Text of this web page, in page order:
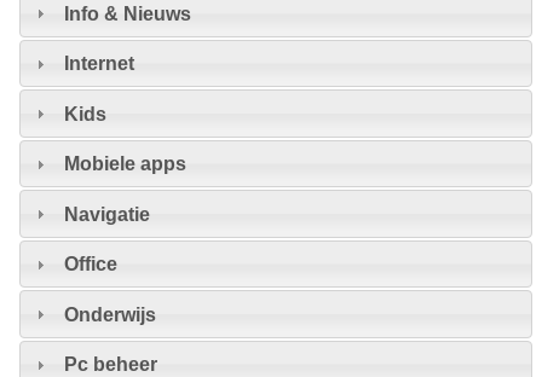
Info & Nieuws
Internet
Kids
Mobiele apps
Navigatie
Office
Onderwijs
Pc beheer